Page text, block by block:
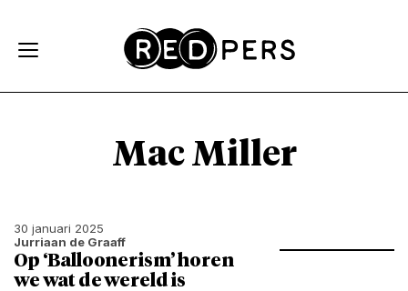
Mac Miller
30 januari 2025
Jurriaan de Graaff
Op ‘Balloonerism’ horen
we wat de wereld is